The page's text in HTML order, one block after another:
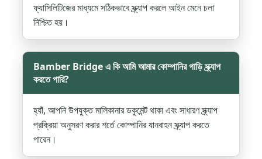
ফ্যাসিলিটিজের মাধ্যমে সঠিকভাবে স্ক্র্যাপ করলে আইন মেনে চলা
নিশ্চিত হয়।
Bamber Bridge এ কি আমি আমার কোম্পানির গাড়ি স্ক্র্যাপ
করতে পারি?
হ্যাঁ, আপনি উপযুক্ত মালিকানার ডকুমেন্ট থাকা এবং সাধারণ স্ক্র্যাপ
প্রক্রিয়া অনুসরণ করার শর্তে কোম্পানির যানবাহন স্ক্র্যাপ করতে
পারেন।